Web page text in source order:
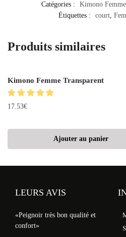
Catégories :
Kimono
Étiquettes :
court,
Produits similaires
Kimono Femme Transparent
17.53€
Ajouter au panier
LEURS AVIS
«Peignoir très bon qualité et
confort»